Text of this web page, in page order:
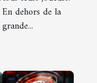
En dehors de la
grande...